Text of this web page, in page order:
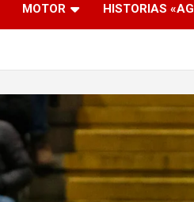
MOTOR HISTORIAS